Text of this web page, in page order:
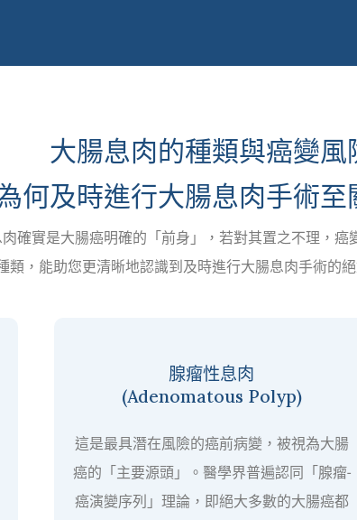
大腸息肉的種類與癌變風
何及時進行大腸息肉手術至
確實是大腸癌明確的「前身」，若對其置之不理，
類，能助您更清晰地認識到及時進行大腸息肉手術的絕
腺瘤性息肉
(Adenomatous Polyp)
這是最具潛在風險的癌前病變，被視為大腸
癌的「主要源頭」。醫學界普遍認同「腺瘤-
癌演變序列」理論，即絕大多數的大腸癌都